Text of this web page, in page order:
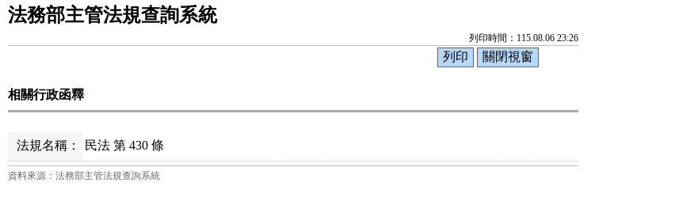
法務部主管法規查詢系統
列印時間：115.08.06 23:26
相關行政函釋
法規名稱： 民法 第 430 條
資料來源：法務部主管法規查詢系統